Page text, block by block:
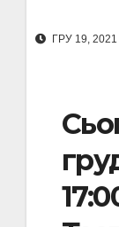
ГРУ 19, 2021